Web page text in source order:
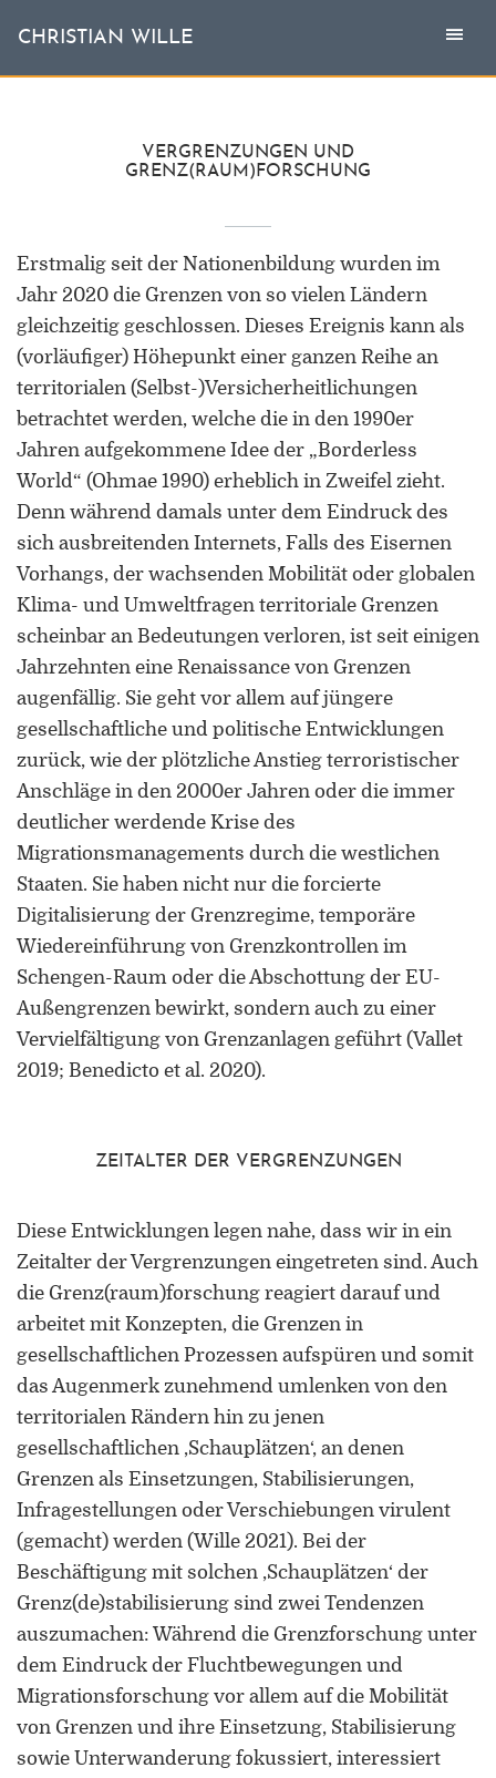
CHRISTIAN WILLE
Toggle
Aktuell
L'invité
Publikationen
Vita
ORCID 0000-0002-5402-3860
Professor für Kulturwissenschaftliche
Grenzforschung an der Universität
Luxemburg
Leiter des Interdisziplinären
Kompetenzzentrums „UniGR-Center
for Border Studies“
Stv. Leiter des trinationalen Master in
Border Studies
Forschung zu Raum-, Identitäts-,
Praxis-, Grenztheorien und
vergrenzten Lebenswelten
Studies” (KWG), „Bordertextures”
Gutachter für internationale
Fachzeitschriften und
Fördereinrichtungen
Mitherausgeber der Buchreihe
„Border Studies. Cultures, Spaces,
Orders” (Nomos)
Forschungsaufenthalte an der
Universität Flensburg, Viadrina
Universität Frankfurt (Oder),
Universität Lothringen, Universität
des Saarlandes und Universität
Duisburg-Essen
Doppelpromotion an der Universität
des Saarlandes und Universität
Luxemburg
CHRISTIAN WILLE
VERGRENZUNGEN UND
GRENZ(RAUM)FORSCHUNG
Erstmalig seit der Nationenbildung wurden im
Jahr 2020 die Grenzen von so vielen Ländern
gleichzeitig geschlossen. Dieses Ereignis kann als
(vorläufiger) Höhepunkt einer ganzen Reihe an
territorialen (Selbst-)Versicherheitlichungen
betrachtet werden, welche die in den 1990er
Jahren aufgekommene Idee der „Borderless
World“ (Ohmae 1990) erheblich in Zweifel zieht.
Denn während damals unter dem Eindruck des
sich ausbreitenden Internets, Falls des Eisernen
Vorhangs, der wachsenden Mobilität oder globalen
Klima- und Umweltfragen territoriale Grenzen
scheinbar an Bedeutungen verloren, ist seit einigen
Jahrzehnten eine Renaissance von Grenzen
augenfällig. Sie geht vor allem auf jüngere
gesellschaftliche und politische Entwicklungen
zurück, wie der plötzliche Anstieg terroristischer
Anschläge in den 2000er Jahren oder die immer
deutlicher werdende Krise des
Migrationsmanagements durch die westlichen
Staaten. Sie haben nicht nur die forcierte
Digitalisierung der Grenzregime, temporäre
Wiedereinführung von Grenzkontrollen im
Schengen-Raum oder die Abschottung der EU-
Außengrenzen bewirkt, sondern auch zu einer
Vervielfältigung von Grenzanlagen geführt (Vallet
2019; Benedicto et al. 2020).
ZEITALTER DER VERGRENZUNGEN
Diese Entwicklungen legen nahe, dass wir in ein
Zeitalter der Vergrenzungen eingetreten sind. Auch
die Grenz(raum)forschung reagiert darauf und
arbeitet mit Konzepten, die Grenzen in
gesellschaftlichen Prozessen aufspüren und somit
das Augenmerk zunehmend umlenken von den
territorialen Rändern hin zu jenen
gesellschaftlichen ‚Schauplätzen‘, an denen
Grenzen als Einsetzungen, Stabilisierungen,
Infragestellungen oder Verschiebungen virulent
(gemacht) werden (Wille 2021). Bei der
Beschäftigung mit solchen ‚Schauplätzen‘ der
Grenz(de)stabilisierung sind zwei Tendenzen
auszumachen: Während die Grenzforschung unter
dem Eindruck der Fluchtbewegungen und
Migrationsforschung vor allem auf die Mobilität
von Grenzen und ihre Einsetzung, Stabilisierung
sowie Unterwanderung fokussiert, interessiert